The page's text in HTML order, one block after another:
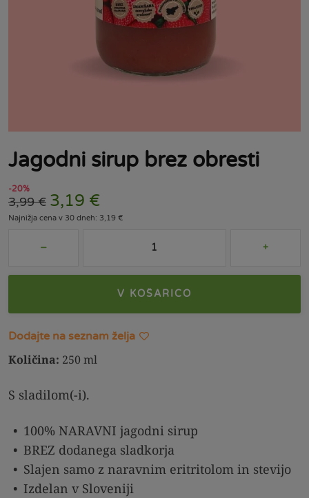
Jagodni sirup brez obresti
-20%
3,99€ 3,19 €
Najnižja cena v 30 dneh: 3,19 €
V KOŠARICO
Dodajte na seznam želja
Količina: 250 ml
S sladilom(-i).
100% NARAVNI jagodni sirup
BREZ dodanega sladkorja
Slajen samo z naravnim eritritolom in stevijo
Izdelan v Sloveniji